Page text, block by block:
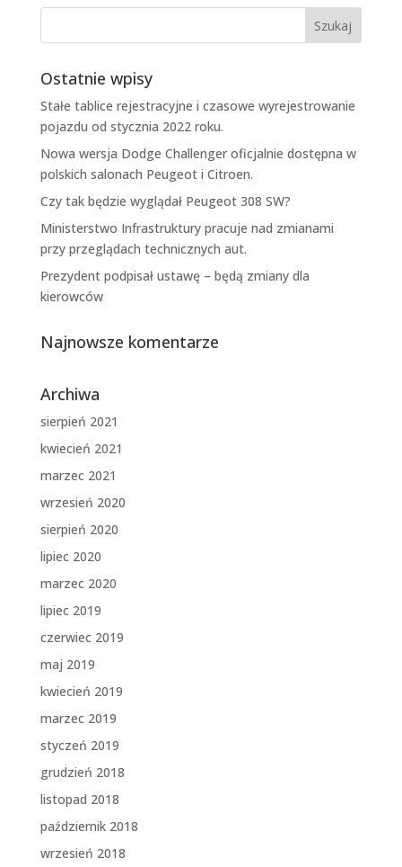
Ostatnie wpisy
Stałe tablice rejestracyjne i czasowe wyrejestrowanie
pojazdu od stycznia 2022 roku.
Nowa wersja Dodge Challenger oficjalnie dostępna w
polskich salonach Peugeot i Citroen.
Czy tak będzie wyglądał Peugeot 308 SW?
Ministerstwo Infrastruktury pracuje nad zmianami
przy przeglądach technicznych aut.
Prezydent podpisał ustawę – będą zmiany dla
kierowców
Najnowsze komentarze
Archiwa
sierpień 2021
kwiecień 2021
marzec 2021
wrzesień 2020
sierpień 2020
lipiec 2020
marzec 2020
lipiec 2019
czerwiec 2019
maj 2019
kwiecień 2019
marzec 2019
styczeń 2019
grudzień 2018
listopad 2018
październik 2018
wrzesień 2018